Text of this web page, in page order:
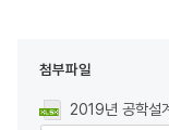
첨부파일
2019년 공학설